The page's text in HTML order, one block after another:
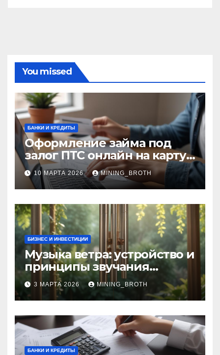
You missed
БАНКИ И КРЕДИТЫ
Оформление займа под
залог ПТС онлайн на карту
без визита в офис: порядок,
требования и документы
10 МАРТА 2026 MINING_BROTH
БИЗНЕС И ИНВЕСТИЦИИ
Музыка ветра: устройство и
принципы звучания
колокольчиков
3 МАРТА 2026 MINING_BROTH
БАНКИ И КРЕДИТЫ